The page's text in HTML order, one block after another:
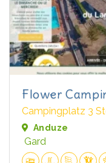
Flower
Campingplatz 3
Anduze
Gard